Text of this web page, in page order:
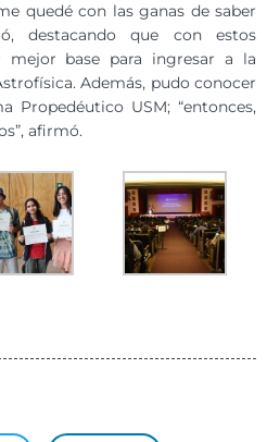
quedé con las ganas de saber
destacando que con estos
base para ingresar a la
Además, pudo conocer
Propedéutico USM; “entonces,
afirmó.